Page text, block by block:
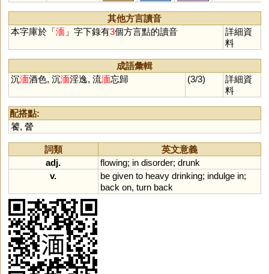
其他方言讀音
本字庫於「湎」字下錄有3個方言點的讀音
詳細資
料
成語彙輯
沉湎酒色, 沉湎淫逸, 流湎忘歸 (3/3)
詳細資
料
配搭點:
饕, 醟
詞類
英文意義
adj.
flowing; in disorder; drunk
v.
be given to heavy drinking; indulge in;
back on, turn back